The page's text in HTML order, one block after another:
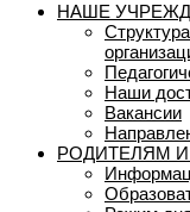
НАШЕ
Наши
Вакансии
РОДИТЕЛЯМ